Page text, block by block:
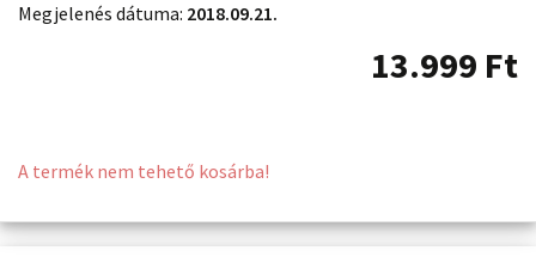
Megjelenés dátuma: 2018.09.21.
13.999 Ft
A termék nem tehető kosárba!